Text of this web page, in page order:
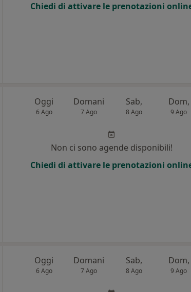
Chiedi di attivare le prenotazioni
Oggi
6 Ago
Domani
7 Ago
Sab,
8 Ago
Dom,
9 Ago
Non ci sono agende disponibili!
Chiedi di attivare le prenotazioni
Oggi
6 Ago
Domani
7 Ago
Sab,
8 Ago
Dom,
9 Ago